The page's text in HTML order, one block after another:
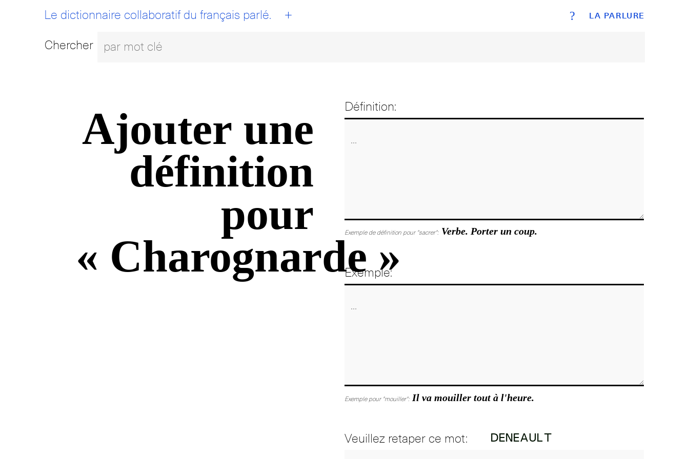
LA PARLURE
Le dictionnaire collaboratif du français parlé. + ?
Chercher
Ajouter une
définition
pour
« Charognarde »
Définition:
Exemple de définition pour "sacrer": Verbe. Porter un coup.
Exemple:
Exemple pour "mouiller": Il va mouiller tout à l'heure.
Veuillez retaper ce mot: